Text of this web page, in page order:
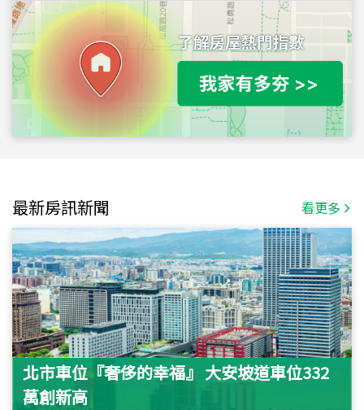
最新房訊新聞 看更多
北市車位『奢侈的幸福』 大安坡道車位332
萬創新高